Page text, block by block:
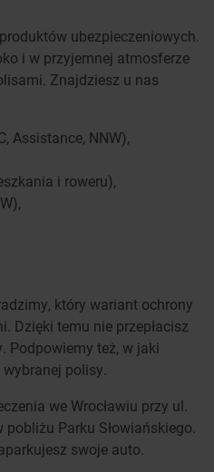
ubezpieczeniowych.
i w przyjemnej atmosferze
Znajdziesz u nas
Assistance, NNW),
i roweru),
który wariant ochrony
Dzięki temu nie przepłacisz
Podpowiemy też, w jaki
polisy.
we Wrocławiu przy ul.
Parku Słowiańskiego.
swoje auto.